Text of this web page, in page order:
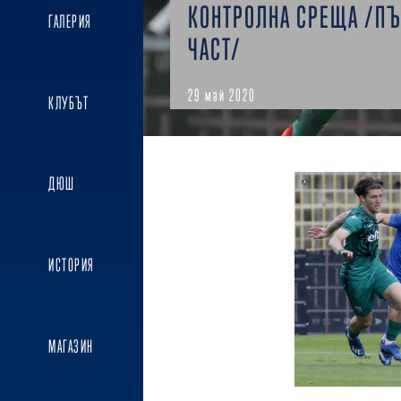
ГАЛЕРИЯ
КЛУБЪТ
ДЮШ
ИСТОРИЯ
МАГАЗИН
КОНТРОЛНА СРЕЩА /
ЧАСТ/
29 май 2020